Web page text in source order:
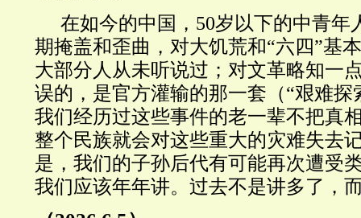
在如今的中国， 50岁以下的中青年
期掩盖和歪曲，对大饥荒和“六四”基
大部分人从未听说过；对文革略知一
误的，是官方灌输的那一套（“艰难探
我们经历过这些事件的老一辈不把真
整个民族就会对这些重大的灾难失去
是，我们的子孙后代有可能再次遭受
我们应该年年讲。过去不是讲多了，